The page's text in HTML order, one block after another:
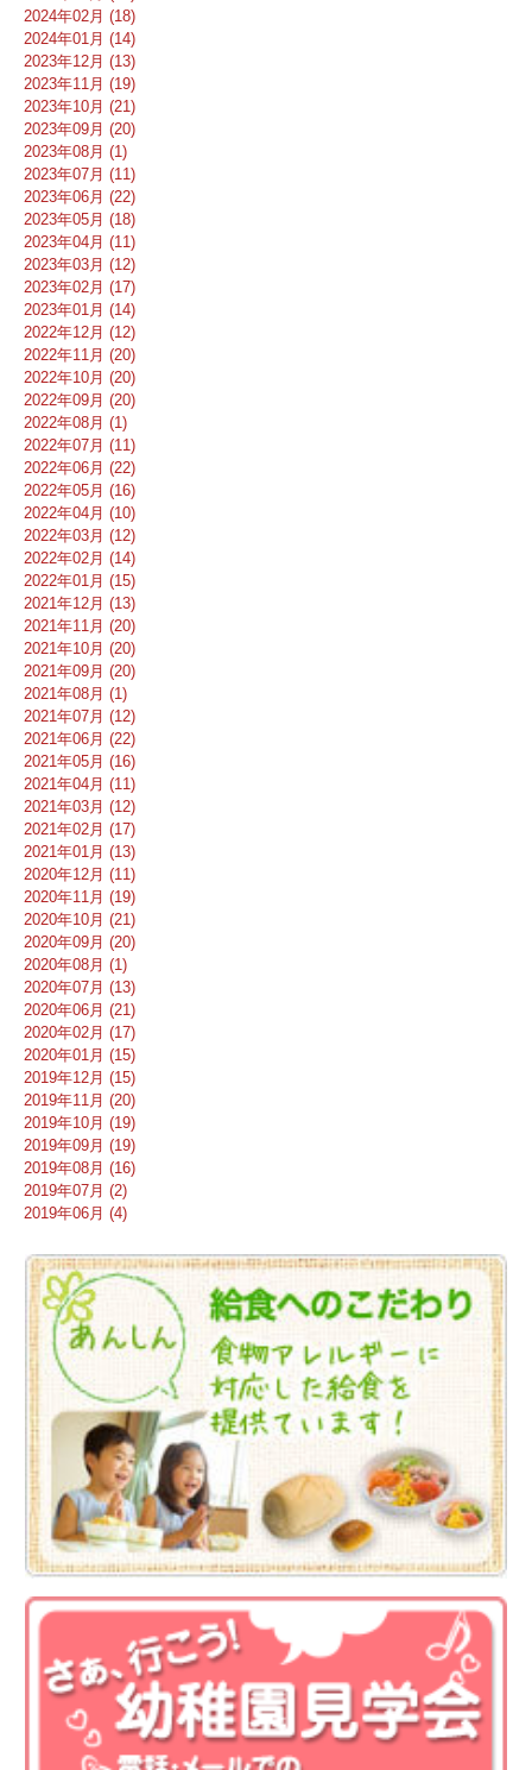
2024年02月 (18)
2024年01月 (14)
2023年12月 (13)
2023年11月 (19)
2023年10月 (21)
2023年09月 (20)
2023年08月 (1)
2023年07月 (11)
2023年06月 (22)
2023年05月 (18)
2023年04月 (11)
2023年03月 (12)
2023年02月 (17)
2023年01月 (14)
2022年12月 (12)
2022年11月 (20)
2022年10月 (20)
2022年09月 (20)
2022年08月 (1)
2022年07月 (11)
2022年06月 (22)
2022年05月 (16)
2022年04月 (10)
2022年03月 (12)
2022年02月 (14)
2022年01月 (15)
2021年12月 (13)
2021年11月 (20)
2021年10月 (20)
2021年09月 (20)
2021年08月 (1)
2021年07月 (12)
2021年06月 (22)
2021年05月 (16)
2021年04月 (11)
2021年03月 (12)
2021年02月 (17)
2021年01月 (13)
2020年12月 (11)
2020年11月 (19)
2020年10月 (21)
2020年09月 (20)
2020年08月 (1)
2020年07月 (13)
2020年06月 (21)
2020年02月 (17)
2020年01月 (15)
2019年12月 (15)
2019年11月 (20)
2019年10月 (19)
2019年09月 (19)
2019年08月 (16)
2019年07月 (2)
2019年06月 (4)